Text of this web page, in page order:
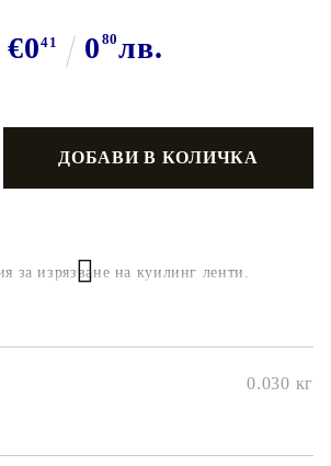
€041 0 80лв.
за изрязване на куилинг ленти.
0.030 кг